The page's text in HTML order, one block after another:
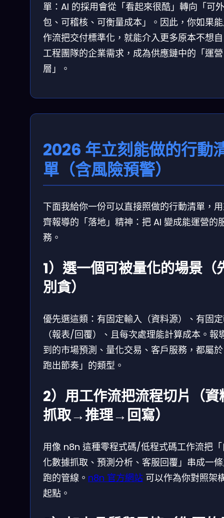
單：AI 的採用會從「看起來很酷」轉向「可外
包、可稽核、可衡量成本」。因此，你如果
作流把交付標準化，就能介入更多原本不想
工程團隊的企業需求，成為供應鏈中的「運營
層」。
2026 年立刻能做的行動
單（含風險預警）
下面我給你一份可以直接照做的行動清單，
齊報導的「落地」精神：把 AI 變成能運營的
務。
1）選一個可被量化的場景（
別貪）
優先選這類：有固定輸入（資料源）、有固
（報表/回覆）、且每次處理能計算成本。報
到的市場預測、量化交易、客戶服務，都屬
跑出節奏」的類型。
2）用工作流把流程切片（資
抓取→推理→回寫）
用像 n8n 這種零程式碼/低程式碼工作流把
化數據抓取、預測分析、客服回覆」串成一
跑的管線。 n8n 官方網站 可以作為你對照架
起點。